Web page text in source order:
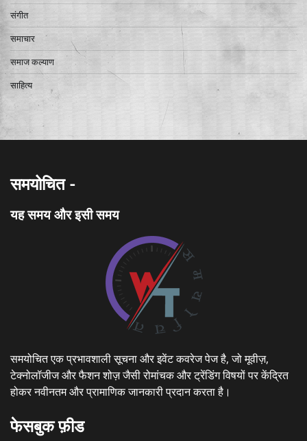
संगीत
समाचार
समाज कल्याण
साहित्य
समयोचित -
यह समय और इसी समय
समयोचित एक प्रभावशाली सूचना और इवेंट कवरेज पेज है, जो मूवीज़,
टेक्नोलॉजीज और फैशन शोज़ जैसी रोमांचक और ट्रेंडिंग विषयों पर केंद्रित
होकर नवीनतम और प्रामाणिक जानकारी प्रदान करता है।
फेसबुक फ़ीड